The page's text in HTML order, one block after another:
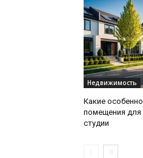
Недвижимость
Какие
помещения для
студии